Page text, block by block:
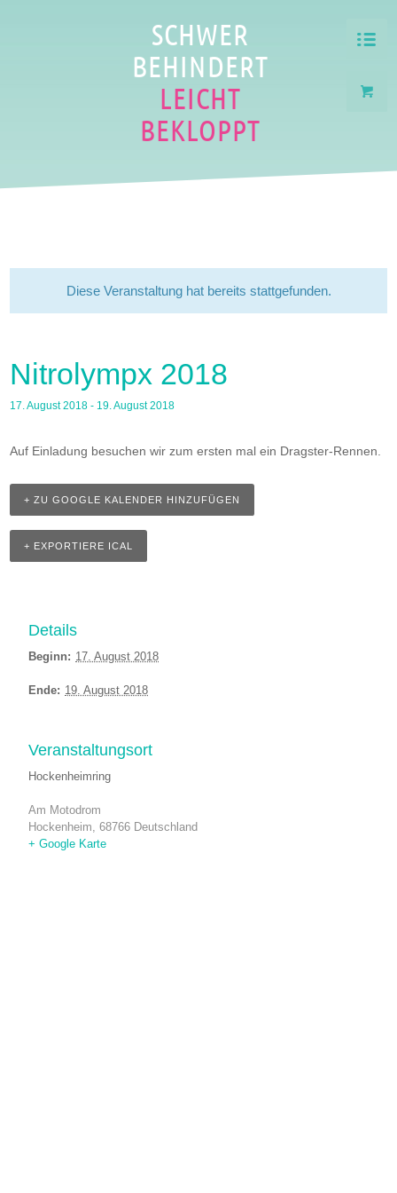
SCHWER
BEHINDERT
LEICHT
BEKLOPPT
Diese Veranstaltung hat bereits stattgefunden.
Nitrolympx 2018
17. August 2018 - 19. August 2018
Auf Einladung besuchen wir zum ersten mal ein Dragster-Rennen.
+ ZU GOOGLE KALENDER HINZUFÜGEN
+ EXPORTIERE ICAL
Details
Beginn: 17. August 2018
Ende: 19. August 2018
Veranstaltungsort
Hockenheimring
Am Motodrom
Hockenheim, 68766 Deutschland
+ Google Karte